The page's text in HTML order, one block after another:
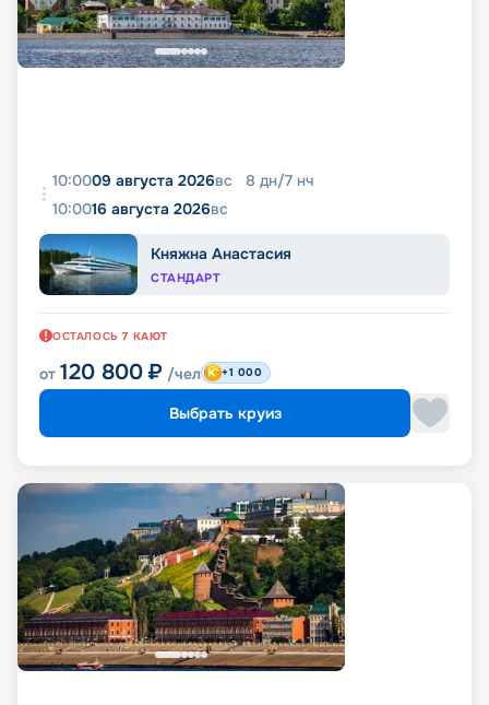
10:0009 августа 2026вс 8 дн/7 нч
10:0016 августа 2026вс
Княжна Анастасия
СТАНДАРТ
ОСТАЛОСЬ 7 КАЮТ
от 120 800 ₽ /чел +1 000
Выбрать круиз